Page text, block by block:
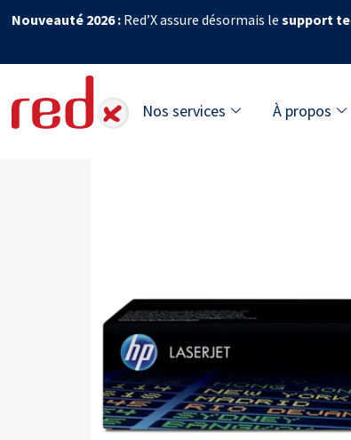
Nouveauté 2026 : Red’X assure désormais lesupport
Nos services À propos